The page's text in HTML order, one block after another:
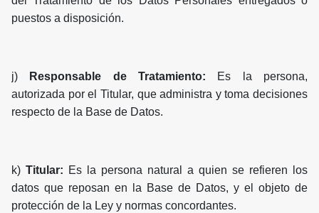
puestos a disposición.
j) Responsable de Tratamiento: Es la persona,
autorizada por el Titular, que administra y toma decisiones
respecto de la Base de Datos.
k) Titular: Es la persona natural a quien se refieren los
datos que reposan en la Base de Datos, y el objeto de
protección de la Ley y normas concordantes.